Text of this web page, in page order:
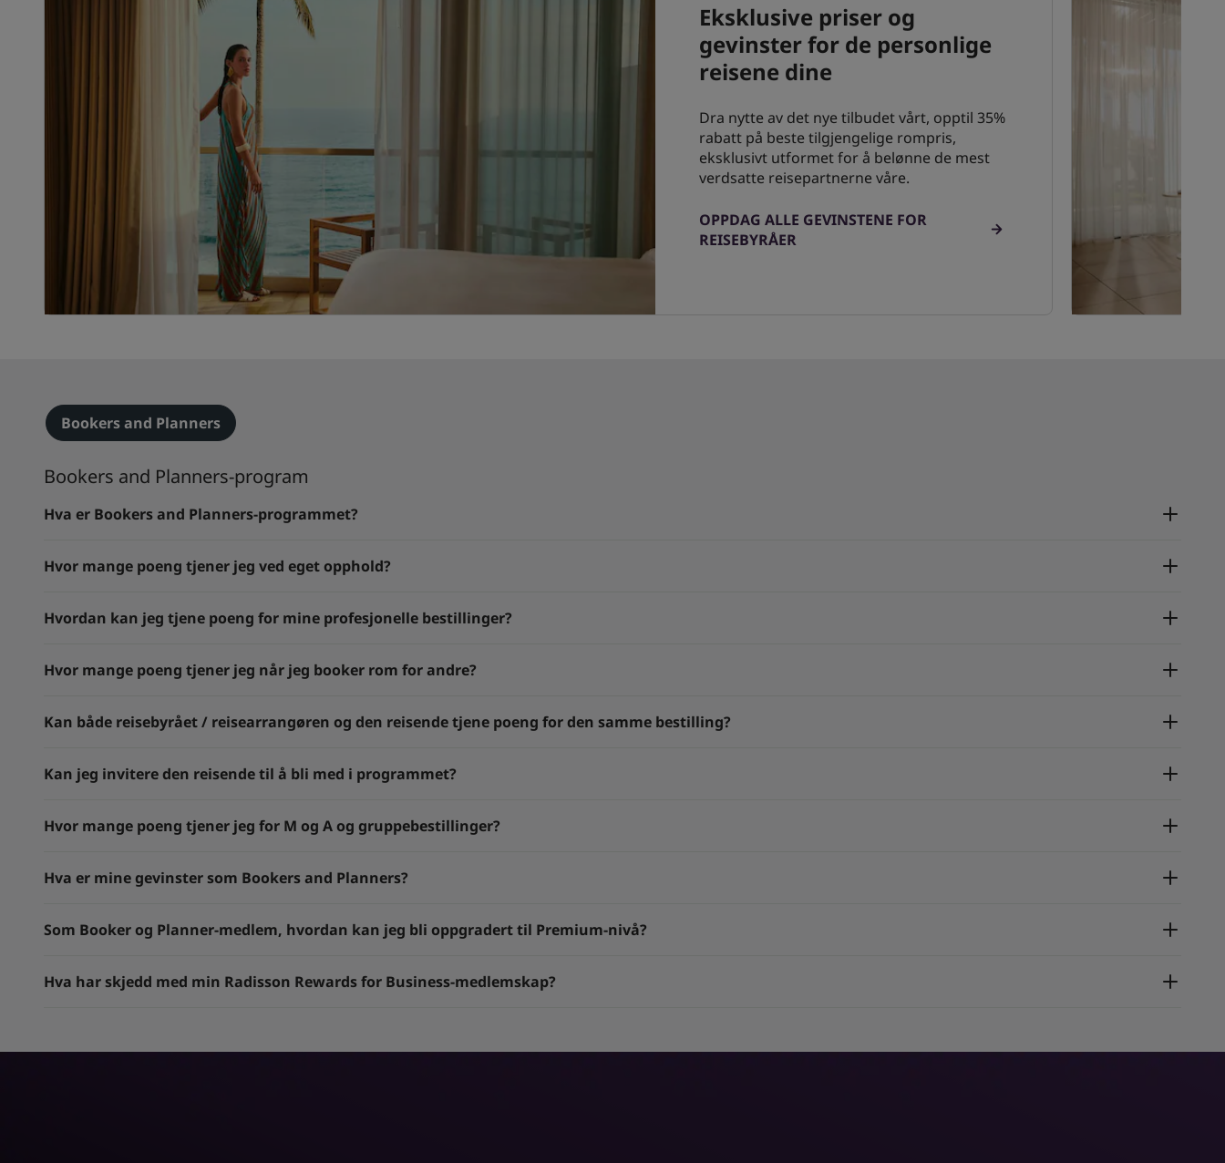
Eksklusive priser og
gevinster for de personlige
reisene dine
Dra nytte av det nye tilbudet vårt, opptil 35%
rabatt på beste tilgjengelige rompris,
eksklusivt utformet for å belønne de mest
verdsatte reisepartnerne våre.
OPPDAG ALLE GEVINSTENE FOR
REISEBYRÅER
Bookers and Planners
Bookers and Planners-program
Hva er Bookers and Planners-programmet?
Hvor mange poeng tjener jeg ved eget opphold?
Hvordan kan jeg tjene poeng for mine profesjonelle bestillinger?
Hvor mange poeng tjener jeg når jeg booker rom for andre?
Kan både reisebyrået / reisearrangøren og den reisende tjene poeng for den samme bestilling?
Kan jeg invitere den reisende til å bli med i programmet?
Hvor mange poeng tjener jeg for M og A og gruppebestillinger?
Hva er mine gevinster som Bookers and Planners?
Som Booker og Planner-medlem, hvordan kan jeg bli oppgradert til Premium-nivå?
Hva har skjedd med min Radisson Rewards for Business-medlemskap?